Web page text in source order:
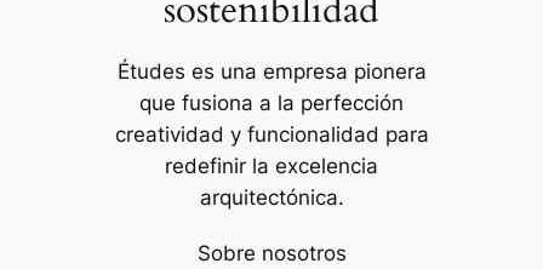
Études es una empresa pionera
que fusiona a la perfección
creatividad y funcionalidad para
redefinir la excelencia
arquitectónica.
Sobre nosotros